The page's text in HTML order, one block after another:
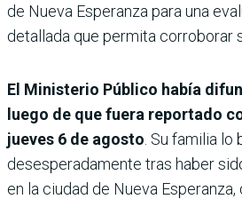
de Nueva Esperanza para una
detallada que permita corroborar
El Ministerio Público había
luego de que fuera reportado
jueves 6 de agosto . Su familia lo
desesperadamente tras haber
en la ciudad de Nueva